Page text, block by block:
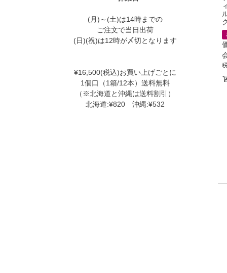
(月)～(土)は14時までの
ご注文で当日出荷
(日)(祝)は12時が〆切となります
¥16,500(税込)お買い上げごとに
1個口（1箱/12本）送料無料
（※北海道と沖縄は送料割引）
北海道:¥820 沖縄:¥532